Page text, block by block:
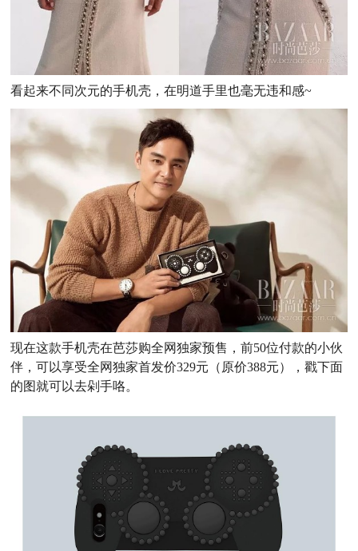
看起来不同次元的手机壳，在明道手里也毫无违和感~
现在这款手机壳在芭莎购全网独家预售，前50位付款的小伙
伴，可以享受全网独家首发价329元（原价388元），戳下面
的图就可以去剁手咯。